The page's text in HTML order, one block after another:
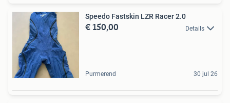
Speedo Fastskin LZR Racer 2.0
€ 150,00 Details
Purmerend 30 jul 26